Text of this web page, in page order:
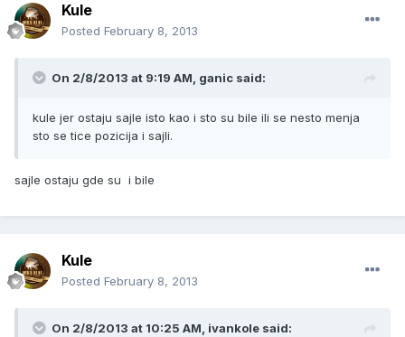
Kule
Posted February 8, 2013
On 2/8/2013 at 9:19 AM, ganic said:
kule jer ostaju sajle isto kao i sto su bile ili se nesto menja
sto se tice pozicija i sajli.
sajle ostaju gde su i bile
Kule
Posted February 8, 2013
On 2/8/2013 at 10:25 AM, ivankole said: